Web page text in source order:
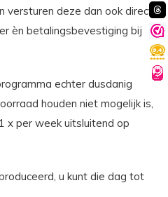
versturen deze dan ook direct
èn betalingsbevestiging bij
echter dusdanig
houden niet mogelijk is,
x per week uitsluitend op
u kunt die dag tot